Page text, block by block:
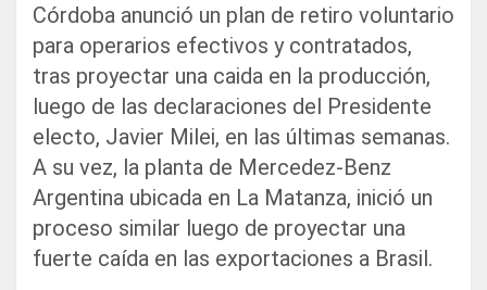
Córdoba anunció un plan de retiro voluntario
para operarios efectivos y contratados,
tras proyectar una caida en la producción,
luego de las declaraciones del Presidente
electo, Javier Milei, en las últimas semanas.
A su vez, la planta de Mercedez-Benz
Argentina ubicada en La Matanza, inició un
proceso similar luego de proyectar una
fuerte caída en las exportaciones a Brasil.